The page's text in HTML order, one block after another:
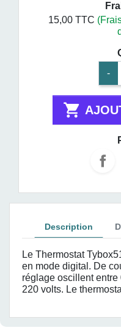
15,00 TTC
-

Description
Le Thermostat
en mode digital. De
réglage oscillent entre
220 volts. Le